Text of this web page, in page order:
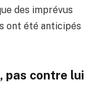
des imprévus
ont été anticipés
pas contre lui